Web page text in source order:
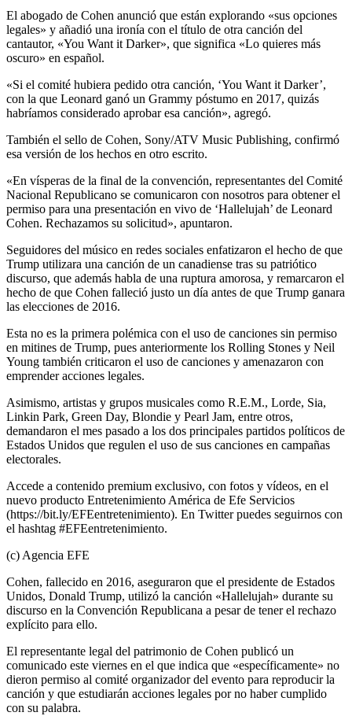
El abogado de Cohen anunció que están explorando «sus opciones
legales» y añadió una ironía con el título de otra canción del
cantautor, «You Want it Darker», que significa «Lo quieres más
oscuro» en español.
«Si el comité hubiera pedido otra canción, ‘You Want it Darker’,
con la que Leonard ganó un Grammy póstumo en 2017, quizás
habríamos considerado aprobar esa canción», agregó.
También el sello de Cohen, Sony/ATV Music Publishing, confirmó
esa versión de los hechos en otro escrito.
«En vísperas de la final de la convención, representantes del Comité
Nacional Republicano se comunicaron con nosotros para obtener el
permiso para una presentación en vivo de ‘Hallelujah’ de Leonard
Cohen. Rechazamos su solicitud», apuntaron.
Seguidores del músico en redes sociales enfatizaron el hecho de que
Trump utilizara una canción de un canadiense tras su patriótico
discurso, que además habla de una ruptura amorosa, y remarcaron el
hecho de que Cohen falleció justo un día antes de que Trump ganara
las elecciones de 2016.
Esta no es la primera polémica con el uso de canciones sin permiso
en mitines de Trump, pues anteriormente los Rolling Stones y Neil
Young también criticaron el uso de canciones y amenazaron con
emprender acciones legales.
Asimismo, artistas y grupos musicales como R.E.M., Lorde, Sia,
Linkin Park, Green Day, Blondie y Pearl Jam, entre otros,
demandaron el mes pasado a los dos principales partidos políticos de
Estados Unidos que regulen el uso de sus canciones en campañas
electorales.
Accede a contenido premium exclusivo, con fotos y vídeos, en el
nuevo producto Entretenimiento América de Efe Servicios
(https://bit.ly/EFEentretenimiento). En Twitter puedes seguirnos con
el hashtag #EFEentretenimiento.
(c) Agencia EFE
Cohen, fallecido en 2016, aseguraron que el presidente de Estados
Unidos, Donald Trump, utilizó la canción «Hallelujah» durante su
discurso en la Convención Republicana a pesar de tener el rechazo
explícito para ello.
El representante legal del patrimonio de Cohen publicó un
comunicado este viernes en el que indica que «específicamente» no
dieron permiso al comité organizador del evento para reproducir la
canción y que estudiarán acciones legales por no haber cumplido
con su palabra.